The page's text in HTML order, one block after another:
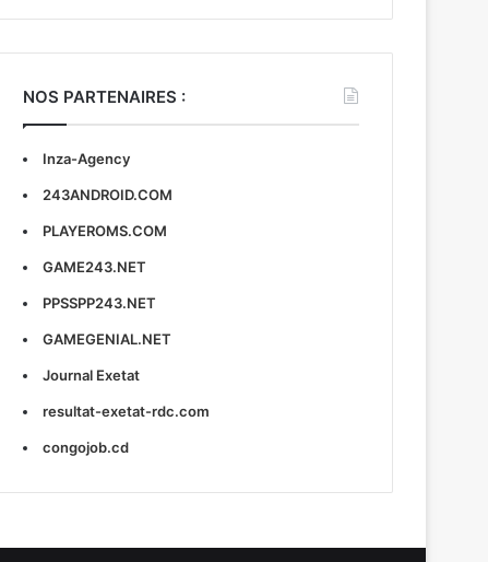
NOS PARTENAIRES :
Inza-Agency
243ANDROID.COM
PLAYEROMS.COM
GAME243.NET
PPSSPP243.NET
GAMEGENIAL.NET
Journal Exetat
resultat-exetat-rdc.com
congojob.cd